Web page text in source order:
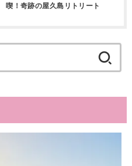
喫！奇跡の屋久島リトリート
索: